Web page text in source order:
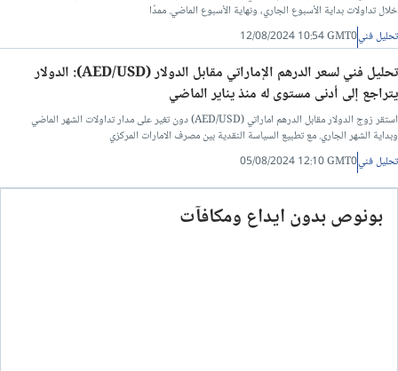
خلال تداولات بداية الأسبوع الجاري، ونهاية الأسبوع الماضي. ممدًا
تحليل فني12/08/2024 10:54 GMT0
تحليل فني لسعر الدرهم الإماراتي مقابل الدولار (AED/USD): الدولار
يتراجع إلى أدنى مستوى له منذ يناير الماضي
استقر زوج الدولار مقابل الدرهم اماراتي (AED/USD) دون تغير على مدار تداولات الشهر الماضي
وبداية الشهر الجاري. مع تطبيع السياسة النقدية بين مصرف الامارات المركزي
تحليل فني05/08/2024 12:10 GMT0
بونوص بدون ايداع ومكافآت